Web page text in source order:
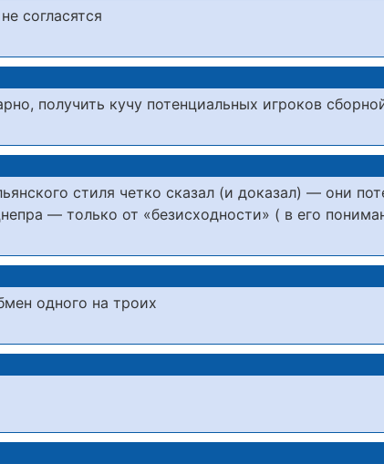
согласятся
получить кучу потенциальных игроков
стиля четко сказал (и доказал) — они
— только от «безисходности» ( в его
одного на троих